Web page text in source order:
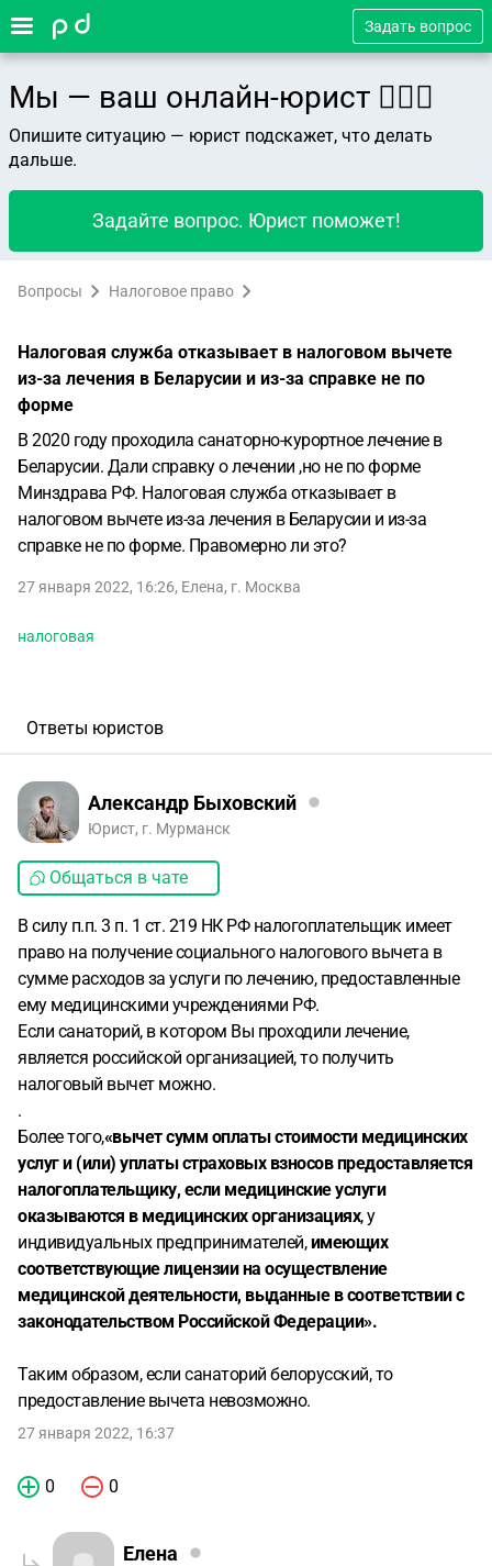
Задать вопрос
Мы — ваш онлайн-юрист 👨🏻‍⚖️
Опишите ситуацию — юрист подскажет, что делать
дальше.
Задайте вопрос. Юрист поможет!
Вопросы Налоговое право
Налоговая служба отказывает в налоговом вычете
из-за лечения в Беларусии и из-за справке не по
форме
В 2020 году проходила санаторно-курортное лечение в
Беларусии. Дали справку о лечении ,но не по форме
Минздрава РФ. Налоговая служба отказывает в
налоговом вычете из-за лечения в Беларусии и из-за
справке не по форме. Правомерно ли это?
27 января 2022, 16:26, Елена, г. Москва
налоговая
Ответы юристов
Александр Быховский
Юрист, г. Мурманск
Общаться в чате
В силу п.п. 3 п. 1 ст. 219 НК РФ налогоплательщик имеет
право на получение социального налогового вычета в
сумме расходов за услуги по лечению, предоставленные
ему медицинскими учреждениями РФ.
Если санаторий, в котором Вы проходили лечение,
является российской организацией, то получить
налоговый вычет можно.
.
Более того,«вычет сумм оплаты стоимости медицинских
услуг и (или) уплаты страховых взносов предоставляется
налогоплательщику, если медицинские услуги
оказываются в медицинских организациях, у
индивидуальных предпринимателей,имеющих
соответствующие лицензии на осуществление
медицинской деятельности, выданные в соответствии с
законодательством Российской Федерации».
Таким образом, если санаторий белорусский, то
предоставление вычета невозможно.
27 января 2022, 16:37
0 0
Елена